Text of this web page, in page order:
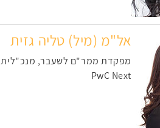
אל"מ (מיל) טליה גזית
מפקדת ממר"ם לשעבר, מנכ"לית
PwC Next